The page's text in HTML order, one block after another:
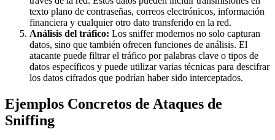
texto plano de contraseñas, correos electrónicos, información
financiera y cualquier otro dato transferido en la red.
Análisis del tráfico: Los sniffer modernos no solo capturan
datos, sino que también ofrecen funciones de análisis. El
atacante puede filtrar el tráfico por palabras clave o tipos de
datos específicos y puede utilizar varias técnicas para descifrar
los datos cifrados que podrían haber sido interceptados.
Ejemplos Concretos de Ataques de
Sniffing